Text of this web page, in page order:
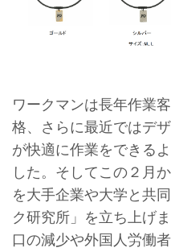
ワークマンは長年作業
格、さらに最近ではデ
が快適に作業をできる
した。そしてこの２月
を大手企業や大学と共
ク研究所」を立ち上げ
口の減少や外国人労働